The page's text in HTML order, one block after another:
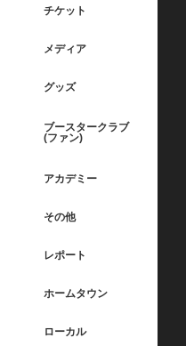
チケット
メディア
グッズ
ブースタークラブ
(ファン)
アカデミー
その他
レポート
ホームタウン
ローカル